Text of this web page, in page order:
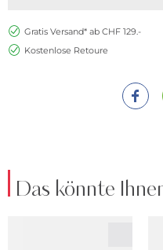
Gratis Versand* ab CHF 129.-
Kostenlose Retoure
Das könnte